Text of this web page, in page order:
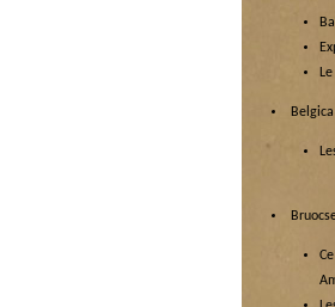
Belgica